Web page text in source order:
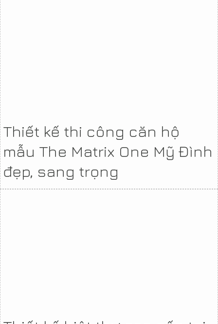
Thiết kế thi công căn hộ
mẫu The Matrix One Mỹ Đình
đẹp, sang trọng